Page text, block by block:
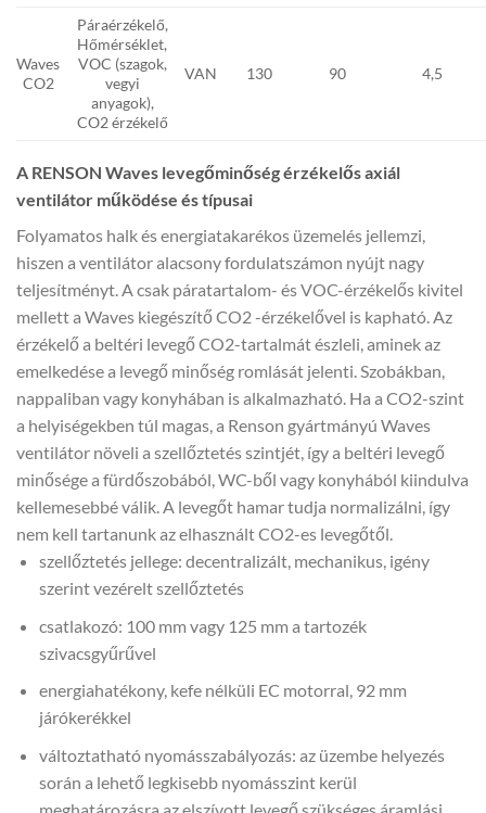
Waves
CO2
Páraérzékelő,
Hőmérséklet,
VOC (szagok,
vegyi
anyagok),
CO2 érzékelő
VAN 130 90 4,5
A RENSON Waves levegőminőség érzékelős axiál
ventilátor működése és típusai
Folyamatos halk és energiatakarékos üzemelés jellemzi,
hiszen a ventilátor alacsony fordulatszámon nyújt nagy
teljesítményt. A csak páratartalom- és VOC-érzékelős kivitel
mellett a Waves kiegészítő CO2 -érzékelővel is kapható. Az
érzékelő a beltéri levegő CO2-tartalmát észleli, aminek az
emelkedése a levegő minőség romlását jelenti. Szobákban,
nappaliban vagy konyhában is alkalmazható. Ha a CO2-szint
a helyiségekben túl magas, a Renson gyártmányú Waves
ventilátor növeli a szellőztetés szintjét, így a beltéri levegő
minősége a fürdőszobából, WC-ből vagy konyhából kiindulva
kellemesebbé válik. A levegőt hamar tudja normalizálni, így
nem kell tartanunk az elhasznált CO2-es levegőtől.
szellőztetés jellege: decentralizált, mechanikus, igény
szerint vezérelt szellőztetés
csatlakozó: 100 mm vagy 125 mm a tartozék
szivacsgyűrűvel
energiahatékony, kefe nélküli EC motorral, 92 mm
járókerékkel
változtatható nyomásszabályozás: az üzembe helyezés
során a lehető legkisebb nyomásszint kerül